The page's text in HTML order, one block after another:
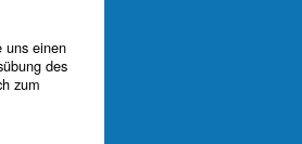
uns einen
des
zum